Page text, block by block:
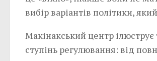
вибір варіантів політики,
Макінакський центр ілюструє
ступінь регулювання: від